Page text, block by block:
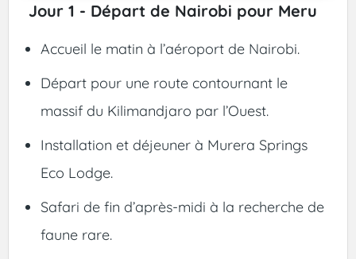
Jour 1 - Départ de Nairobi pour Meru
Accueil le matin à l’aéroport de Nairobi.
Départ pour une route contournant le
massif du Kilimandjaro par l’Ouest.
Installation et déjeuner à Murera Springs
Eco Lodge.
Safari de fin d’après-midi à la recherche de
faune rare.